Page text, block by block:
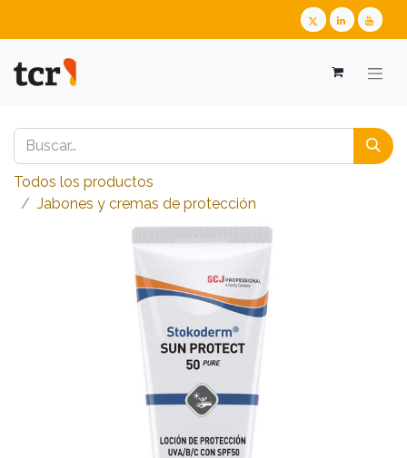
Todos los productos
​​​​​​​​​​​​​​Jabones y cremas de protección